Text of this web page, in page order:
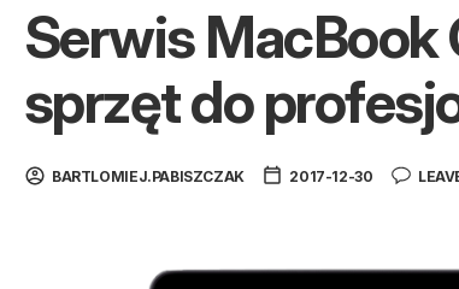
Serwis MacBook
sprzęt do
BARTLOMIEJ.PABISZCZAK 2017-12-30